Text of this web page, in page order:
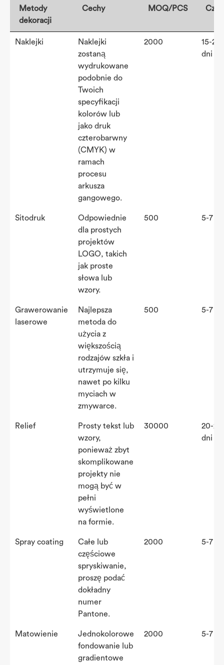
Metody
dekoracji
Cechy MOQ/PCS Czas
Metody
Cechy MOQ/PCS Czas
Naklejki
Naklejki
zostaną
wydrukowane
podobnie do
Twoich
specyfikacji
kolorów lub
jako druk
czterobarwny
(CMYK) w
ramach
procesu
arkusza
gangowego.
2000
15-20
dni
Sitodruk
Odpowiednie
dla prostych
projektów
LOGO, takich
jak proste
słowa lub
wzory.
500 5-7
Grawerowanie
laserowe
Najlepsza
metoda do
użycia z
większością
rodzajów szkła i
utrzymuje się,
nawet po kilku
myciach w
zmywarce.
500 5-7
Relief
Prosty tekst lub
wzory,
ponieważ zbyt
skomplikowane
projekty nie
mogą być w
pełni
wyświetlone
na formie.
30000
20-25
dni
Spray coating
Całe lub
częściowe
spryskiwanie,
proszę podać
dokładny
numer
Pantone.
2000 5-7
Matowienie
Jednokolorowe
fondowanie lub
gradientowe
2000 5-7